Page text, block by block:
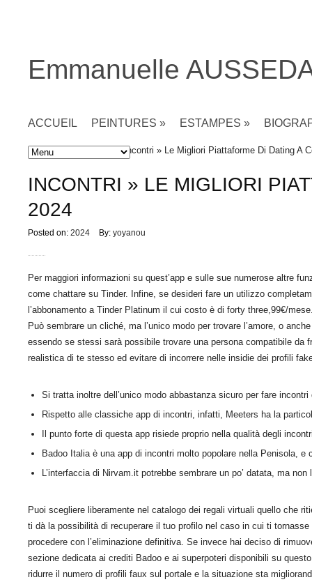
Emmanuelle
ACCUEIL PEINTURES » ESTAMPES »
Accueil » Incontri » Le Migliori Piattaforme Di Dating A
INCONTRI » LE MIGLIORI
2024
Posted on: 2024 By: yoyanou
Per maggiori informazioni su quest’app e sulle sue numerose altre
come chattare su Tinder. Infine, se desideri fare un utilizzo
l’abbonamento a Tinder Platinum il cui costo è di forty three,99€/
Può sembrare un cliché, ma l’unico modo per trovare l’amore, o
essendo se stessi sarà possibile trovare una persona compatibile da
realistica di te stesso ed evitare di incorrere nelle insidie dei profili
Si tratta inoltre dell’unico modo abbastanza sicuro per fare incontri
Rispetto alle classiche app di incontri, infatti, Meeters ha la
Il punto forte di questa app risiede proprio nella qualità degli
Badoo Italia è una app di incontri molto popolare nella Penisola, e
L’interfaccia di Nirvam.it potrebbe sembrare un po’ datata, ma
Puoi scegliere liberamente nel catalogo dei regali virtuali quello che
ti dà la possibilità di recuperare il tuo profilo nel caso in cui ti
procedere con l’eliminazione definitiva. Se invece hai deciso di
sezione dedicata ai crediti Badoo e ai superpoteri disponibili su
ridurre il numero di profili faux sul portale e la situazione sta